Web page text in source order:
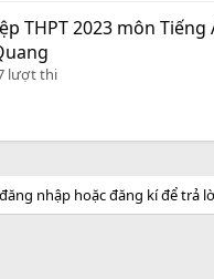
THPT 2023 môn Tiếng
lượt thi
nhập hoặc đăng kí để trả